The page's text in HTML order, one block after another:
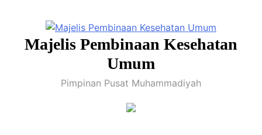
Majelis Pembinaan Kesehatan
Umum
Pimpinan Pusat Muhammadiyah